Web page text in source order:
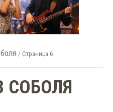
/ Страница 6
СОБОЛЯ